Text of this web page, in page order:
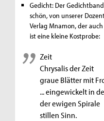
Gedicht: Der
schön, von unserer
Verlag Mnamon, der
ist eine kleine Kostprobe:
Zeit
Chrysalis der Zeit
graue Blätter mit
... eingewickelt in
der ewigen Spirale
stillen Sinn.